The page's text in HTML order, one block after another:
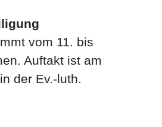
vom 11. bis
Auftakt ist am
der Ev.-luth.